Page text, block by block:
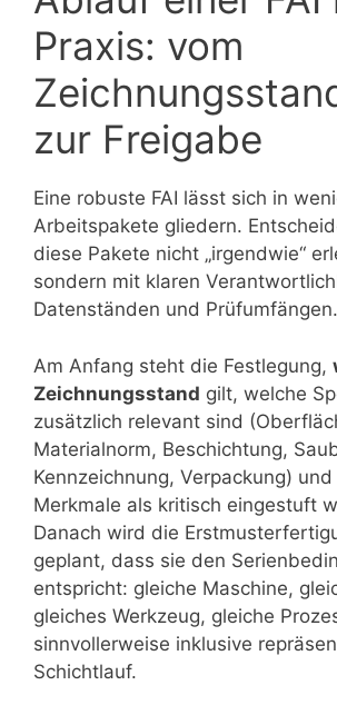
Praxis: vom
zur Freigabe
Eine robuste FAI lässt sich in
Arbeitspakete gliedern.
diese Pakete nicht „irgendwie“
sondern mit klaren
Datenständen und Prüfumfängen.
Am Anfang steht die Festlegung,
Zeichnungsstand gilt, welche
zusätzlich relevant sind
Materialnorm, Beschichtung,
Kennzeichnung, Verpackung)
Merkmale als kritisch eingestuft
Danach wird die
geplant, dass sie den
entspricht: gleiche Maschine,
gleiches Werkzeug, gleiche
sinnvollerweise inklusive
Schichtlauf.